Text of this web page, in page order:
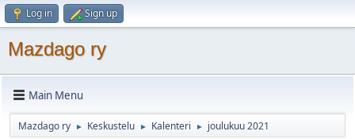
Log in Sign up
Mazdago ry
Main Menu
Mazdago ry ► Keskustelu ► Kalenteri ► joulukuu 2021